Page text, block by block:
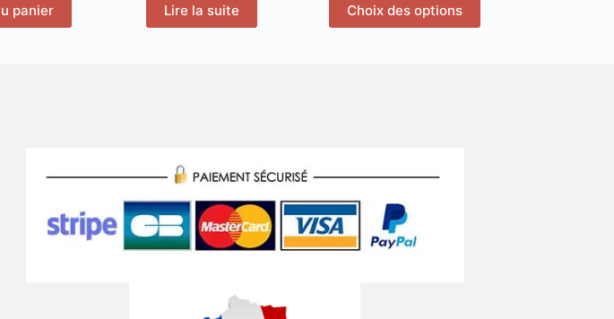
panier Lire la suite Choix des options
produit
a
la
du
produit